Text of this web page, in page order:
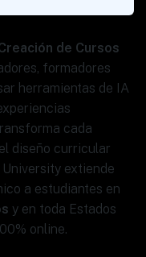
de Cursos
formadores
herramientas de IA
cada
diseño curricular
extiende
a estudiantes en
y en toda Estados
online.